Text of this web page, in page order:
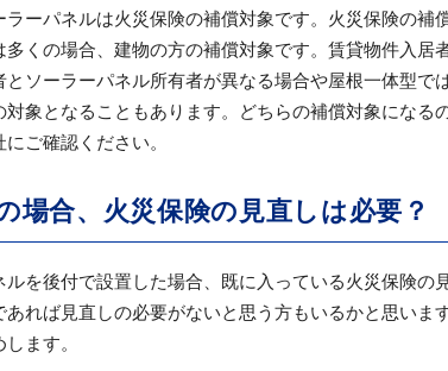
ラーパネルは火災保険の補償対象です。火災保険の補
多くの場合、建物の方の補償対象です。賃貸物件入居
とソーラーパネル所有者が異なる場合や屋根一体型
対象となることもあります。どちらの補償対象になる
ご確認ください。
場合、火災保険の見直しは必要？
ルを後付で設置した場合、既に入っている火災保険
あれば見直しの必要がないと思う方もいるかと思いま
ます。